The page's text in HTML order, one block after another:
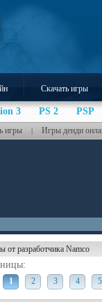
Скачать игры
3 PS 2 PSP
игры | Игры денди
от разработчика Namco
1 2 3 4 5